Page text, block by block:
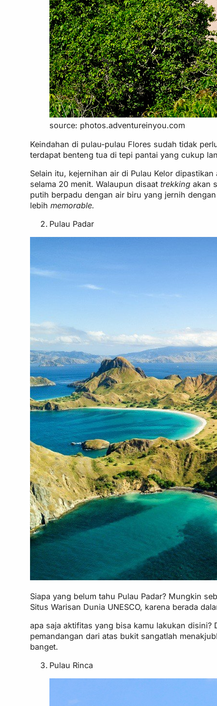
source: photos.adventureinyou.com
Keindahan di pulau-pulau Flores sudah tidak
terdapat benteng tua di tepi pantai yang cukup
Selain itu, kejernihan air di Pulau Kelor
selama 20 menit. Walaupun disaattrekking akan
putih berpadu dengan air biru yang jernih
lebihmemorable.
Pulau Padar
Siapa yang belum tahu Pulau Padar? Mungkin
Situs Warisan Dunia UNESCO, karena berada
apa saja aktifitas yang bisa kamu lakukan disini?
pemandangan dari atas bukit sangatlah
banget.
Pulau Rinca